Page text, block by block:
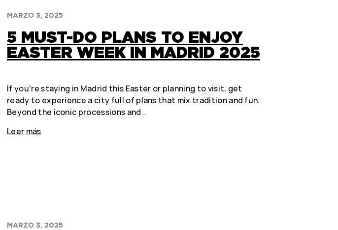
MARZO 3, 2025
5 MUST-DO PLANS TO ENJOY
EASTER WEEK IN MADRID 2025
If you’re staying in Madrid this Easter or planning to visit, get
ready to experience a city full of plans that mix tradition and fun.
Beyond the iconic processions and…
Leer más
MARZO 3, 2025